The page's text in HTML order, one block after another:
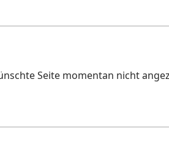
Seite momentan nicht